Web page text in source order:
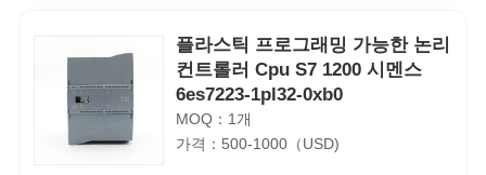
플라스틱 프로그래밍 가능한 논리
컨트롤러 Cpu S7 1200 시멘스
6es7223-1pl32-0xb0
MOQ：1개
가격：500-1000（USD)